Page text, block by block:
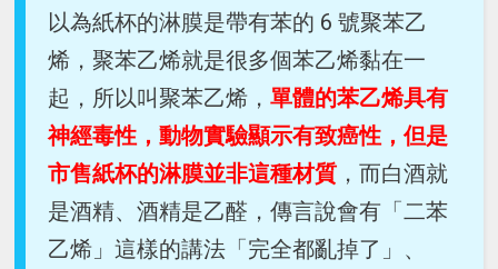
以為紙杯的淋膜是帶有苯的 6 號聚苯乙
烯，聚苯乙烯就是很多個苯乙烯黏在一
起，所以叫聚苯乙烯，單體的苯乙烯具有
神經毒性，動物實驗顯示有致癌性，但是
市售紙杯的淋膜並非這種材質 ，而白酒就
是酒精、酒精是乙醛，傳言說會有「二苯
乙烯」這樣的講法「完全都亂掉了」、